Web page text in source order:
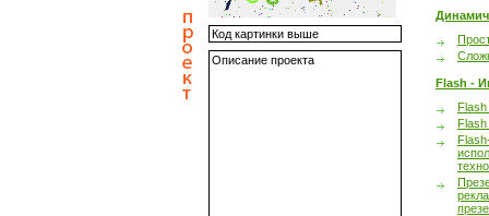
Flash -
Flash